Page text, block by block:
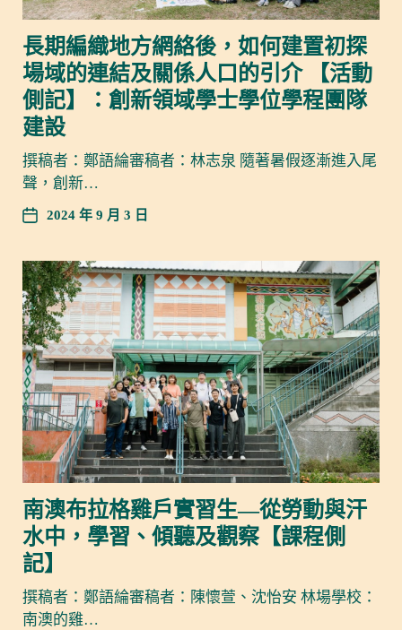
長期編織地方網絡後，如何建置初探
場域的連結及關係人口的引介 【活動
側記】：創新領域學士學位學程團隊
建設
撰稿者：鄭語綸審稿者：林志泉 隨著暑假逐漸進入尾
聲，創新…
2024 年 9 月 3 日
南澳布拉格雞戶實習生—從勞動與汗
水中，學習、傾聽及觀察【課程側
記】
撰稿者：鄭語綸審稿者：陳懷萱、沈怡安 林場學校：
南澳的雞…